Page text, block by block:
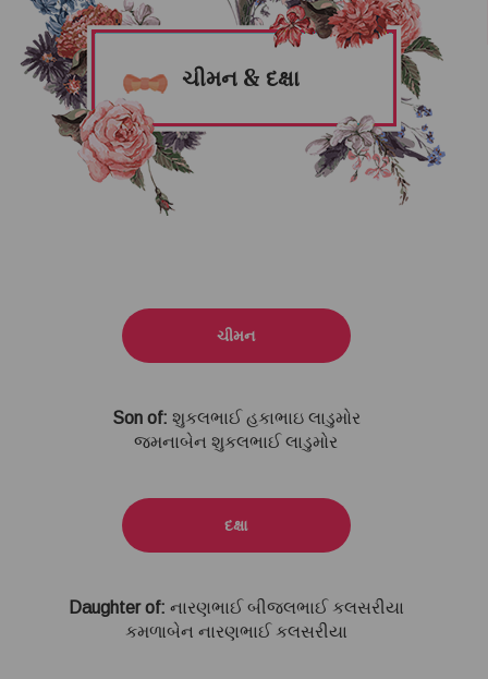
ચીમન & દક્ષા
ચીમન
Son of: શુકલભાઈ હકાભાઇ લાડુમોર
જમનાબેન શુકલભાઈ લાડુમોર
દક્ષા
Daughter of: નારણભાઈ બીજલભાઈ કલસરીયા
કમળાબેન નારણભાઈ કલસરીયા